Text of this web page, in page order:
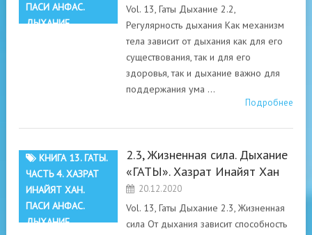
ПАСИ АНФАС.
ДЫХАНИЕ
Vol. 13, Гаты Дыхание 2.2,
Регулярность дыхания Как механизм
тела зависит от дыхания как для его
существования, так и для его
здоровья, так и дыхание важно для
поддержания ума …
Подробнее
КНИГА 13. ГАТЫ.
ЧАСТЬ 4. ХАЗРАТ
ИНАЙЯТ ХАН.
ПАСИ АНФАС.
ДЫХАНИЕ
2.3, Жизненная сила. Дыхание
«ГАТЫ». Хазрат Инайят Хан
20.12.2020
Vol. 13, Гаты Дыхание 2.3, Жизненная
сила От дыхания зависит способность